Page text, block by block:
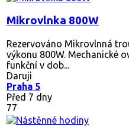
Mikrovlnka 800W
Rezervováno Mikrovlnná
výkonu 800W. Mechanické
funkční v dob...
Daruji
Praha 5
Před 7 dny
77